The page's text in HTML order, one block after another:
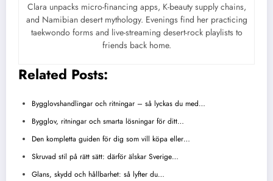
Clara unpacks micro-financing apps, K-beauty supply chains,
and Namibian desert mythology. Evenings find her practicing
taekwondo forms and live-streaming desert-rock playlists to
friends back home.
Related Posts:
Bygglovshandlingar och ritningar – så lyckas du med…
Bygglov, ritningar och smarta lösningar för ditt…
Den kompletta guiden för dig som vill köpa eller…
Skruvad stil på rätt sätt: därför älskar Sverige…
Glans, skydd och hållbarhet: så lyfter du…